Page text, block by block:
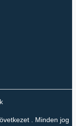
. Minden jog